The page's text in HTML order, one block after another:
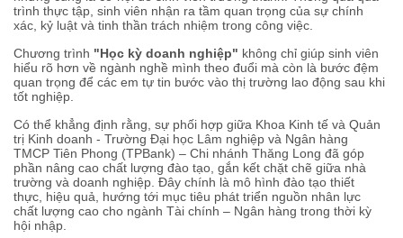
trình thực tập, sinh viên nhận ra tầm quan trọng của sự chính
xác, kỷ luật và tinh thần trách nhiệm trong công việc.
Chương trình "Học kỳ doanh nghiệp" không chỉ giúp sinh viên
hiểu rõ hơn về ngành nghề mình theo đuổi mà còn là bước đệm
quan trọng để các em tự tin bước vào thị trường lao động sau khi
tốt nghiệp.
Có thể khẳng định rằng, sự phối hợp giữa Khoa Kinh tế và Quản
trị Kinh doanh - Trường Đại học Lâm nghiệp và Ngân hàng
TMCP Tiên Phong (TPBank) – Chi nhánh Thăng Long đã góp
phần nâng cao chất lượng đào tạo, gắn kết chặt chẽ giữa nhà
trường và doanh nghiệp. Đây chính là mô hình đào tạo thiết
thực, hiệu quả, hướng tới mục tiêu phát triển nguồn nhân lực
chất lượng cao cho ngành Tài chính – Ngân hàng trong thời kỳ
hội nhập.